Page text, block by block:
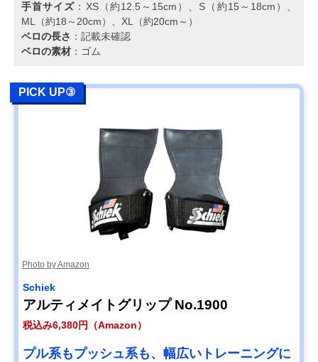
手首サイズ ：XS（約12.5～15cm）、S（約15～18cm）、
ML（約18～20cm）、XL（約20cm～）
ベロの長さ ：記載未確認
ベロの素材 ：ゴム
PICK UP③
Photo by Amazon
Schiek
アルティメイトグリップ No.1900
税込み6,380円（Amazon）
プル系もプッシュ系も、幅広いトレーニングに